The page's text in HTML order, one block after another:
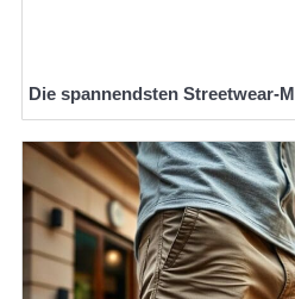
Die spannendsten Streetwear-